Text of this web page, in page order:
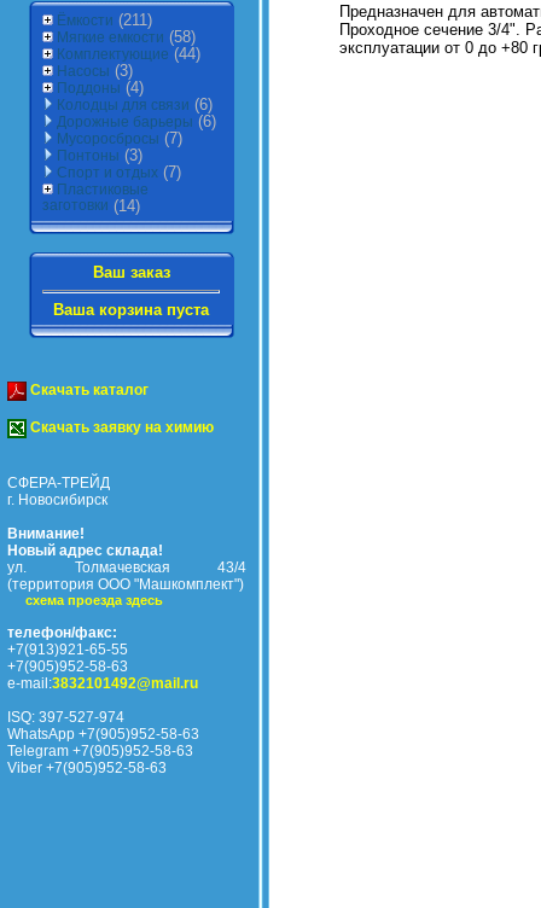
Ёмкости (211)
Мягкие емкости (58)
Комплектующие (44)
Насосы (3)
Поддоны (4)
Колодцы для связи (6)
Дорожные барьеры (6)
Мусоросбросы (7)
Понтоны (3)
Спорт и отдых (7)
Пластиковые
заготовки (14)
Ваш заказ
Ваша корзина пуста
Скачать каталог
Скачать заявку на химию
СФЕРА-ТРЕЙД
г. Новосибирск
Внимание!
Новый адрес склада!
ул. Толмачевская 43/4
(территория ООО "Машкомплект")
схема проезда здесь
телефон/факс:
+7(913)921-65-55
+7(905)952-58-63
e-mail:3832101492@mail.ru
ISQ: 397-527-974
WhatsApp +7(905)952-58-63
Telegram +7(905)952-58-63
Viber +7(905)952-58-63
Предназначен для
Проходное сечение 3/4".
эксплуатации от 0 до +80